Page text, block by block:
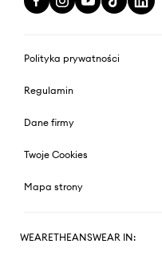
Polityka prywatności
Regulamin
Dane firmy
Twoje Cookies
Mapa strony
WEARETHEANSWEAR IN: